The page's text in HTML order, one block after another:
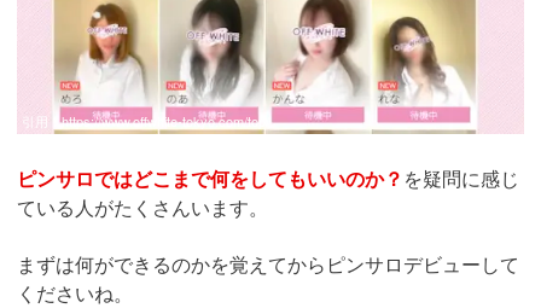
引用：https://www.offwhite-tokyo.com/top/
ピンサロではどこまで何をしてもいいのか？ を疑問に感じ
ている人がたくさんいます。
まずは何ができるのかを覚えてからピンサロデビューして
くださいね。